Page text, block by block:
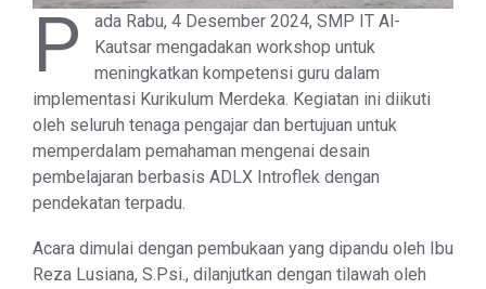
P
ada Rabu, 4 Desember 2024, SMP IT Al-
Kautsar mengadakan workshop untuk
meningkatkan kompetensi guru dalam
implementasi Kurikulum Merdeka. Kegiatan ini diikuti
oleh seluruh tenaga pengajar dan bertujuan untuk
memperdalam pemahaman mengenai desain
pembelajaran berbasis ADLX Introflek dengan
pendekatan terpadu.
Acara dimulai dengan pembukaan yang dipandu oleh Ibu
Reza Lusiana, S.Psi., dilanjutkan dengan tilawah oleh